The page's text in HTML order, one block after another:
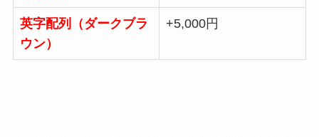
英字配列（ダークブラ
ウン）
+5,000円